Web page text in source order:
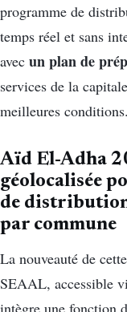
programme de
temps réel et sans
avec un plan de
services de la
meilleures conditions.
Aïd El-Adha
géolocalisée
de distribution
par commune
La nouveauté de
SEAAL, accessible
intègre une fonction